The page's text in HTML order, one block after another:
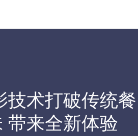
技术打破传统餐
带来全新体验